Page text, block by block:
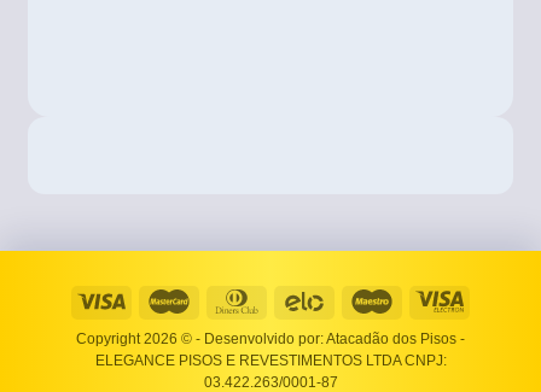
Copyright 2026 © - Desenvolvido por: Atacadão dos Pisos -
ELEGANCE PISOS E REVESTIMENTOS LTDA CNPJ:
03.422.263/0001-87